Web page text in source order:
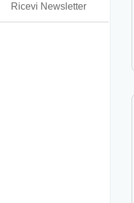
Ricevi Newsletter